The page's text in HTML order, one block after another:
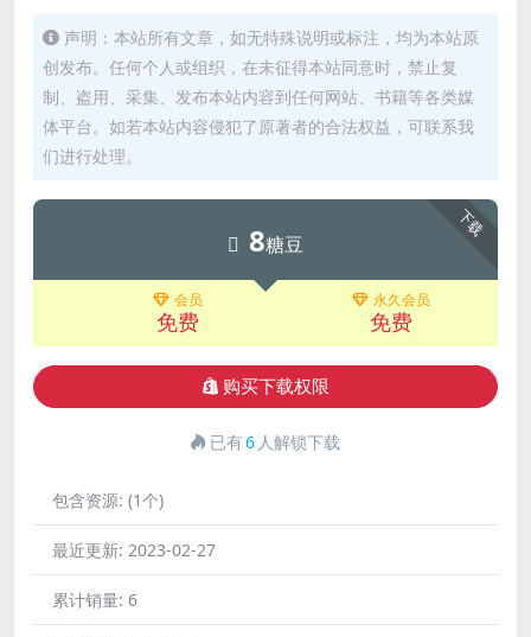
声明：本站所有文章，如无特殊说明或标注，均为本站原
创发布。任何个人或组织，在未征得本站同意时，禁止复
制、盗用、采集、发布本站内容到任何网站、书籍等各类媒
体平台。如若本站内容侵犯了原著者的合法权益，可联系我
们进行处理。
下载
8糖豆
会员
免费
永久会员
免费
购买下载权限
已有6 人解锁下载
包含资源: (1个)
最近更新: 2023-02-27
累计销量: 6